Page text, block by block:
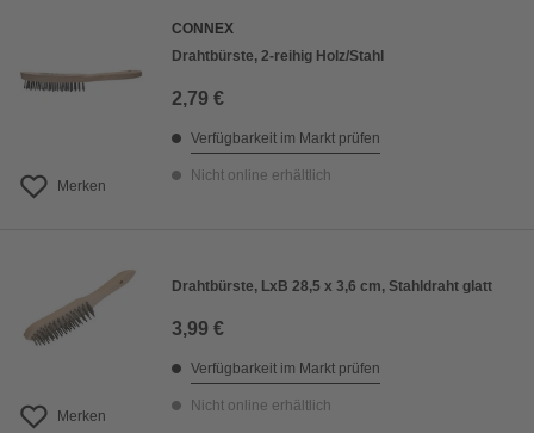
Merken
CONNEX
Drahtbürste, 2-reihig Holz/Stahl
2,79 €
Verfügbarkeit im Markt prüfen
Nicht online erhältlich
Merken
Drahtbürste, LxB 28,5 x 3,6 cm, Stahldraht glatt
3,99 €
Verfügbarkeit im Markt prüfen
Nicht online erhältlich